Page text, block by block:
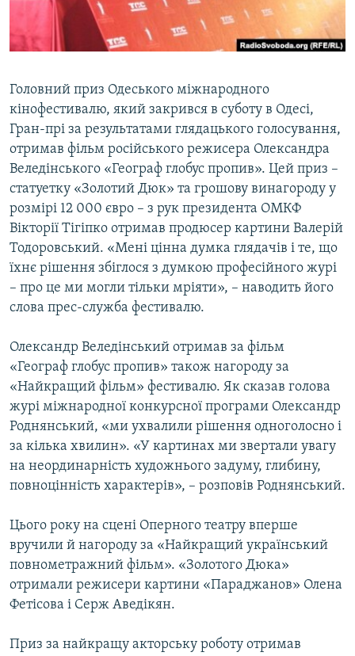
ВІДЕОУРОКИ «ELIFBE»
СВІДЧЕННЯ ОКУПАЦІЇ
ІНФОГРАФІКА
Русский
Qırımtatar
Усі сайти RFE/RL
Головний приз Одеського міжнародного
кінофестивалю, який закрився в суботу в Одесі,
Гран-прі за результатами глядацького голосування,
отримав фільм російського режисера Олександра
Веледінського «Географ глобус пропив». Цей приз –
статуетку «Золотий Дюк» та грошову винагороду у
розмірі 12 000 євро – з рук президента ОМКФ
Вікторії Тігіпко отримав продюсер картини Валерій
Тодоровський. «Мені цінна думка глядачів і те, що
їхнє рішення збіглося з думкою професійного журі
– про це ми могли тільки мріяти», – наводить його
слова прес-служба фестивалю.
Олександр Веледінський отримав за фільм
«Географ глобус пропив» також нагороду за
«Найкращий фільм» фестивалю. Як сказав голова
журі міжнародної конкурсної програми Олександр
Роднянський, «ми ухвалили рішення одноголосно і
за кілька хвилин». «У картинах ми звертали увагу
на неординарність художнього задуму, глибину,
повноцінність характерів», – розповів Роднянський.
Цього року на сцені Оперного театру вперше
вручили й нагороду за «Найкращий український
повнометражний фільм». «Золотого Дюка»
отримали режисери картини «Параджанов» Олена
Фетісова і Серж Аведікян.
Приз за найкращу акторську роботу отримав